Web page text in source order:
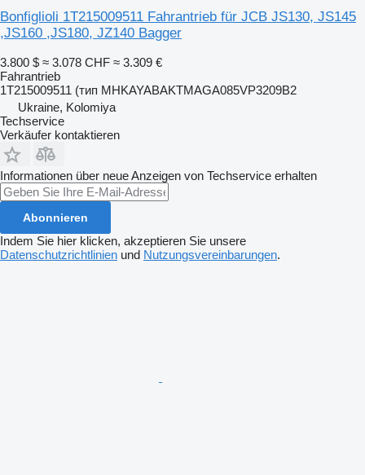
Bonfiglioli 1T215009511 Fahrantrieb für JCB JS130, JS145
,JS160 ,JS180, JZ140 Bagger
3.800 $ ≈ 3.078 CHF ≈ 3.309 €
Fahrantrieb
1T215009511 (тип MHKAYABAKTMAGA085VP3209B2
Ukraine, Kolomiya
Techservice
Verkäufer kontaktieren
Informationen über neue Anzeigen von Techservice erhalten
Abonnieren
Indem Sie hier klicken, akzeptieren Sie unsere
Datenschutzrichtlinien und Nutzungsvereinbarungen.